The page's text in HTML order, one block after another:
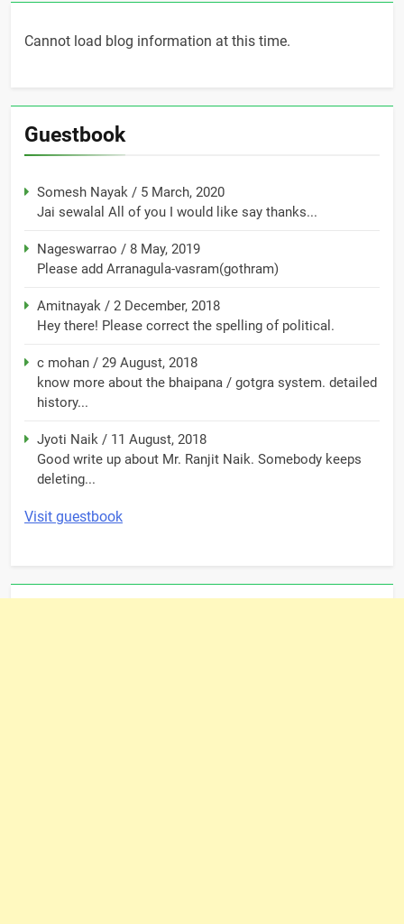
Cannot load blog information at this time.
Guestbook
Somesh Nayak / 5 March, 2020
Jai sewalal All of you I would like say thanks...
Nageswarrao / 8 May, 2019
Please add Arranagula-vasram(gothram)
Amitnayak / 2 December, 2018
Hey there! Please correct the spelling of political.
c mohan / 29 August, 2018
know more about the bhaipana / gotgra system. detailed
history...
Jyoti Naik / 11 August, 2018
Good write up about Mr. Ranjit Naik. Somebody keeps
deleting...
Visit guestbook